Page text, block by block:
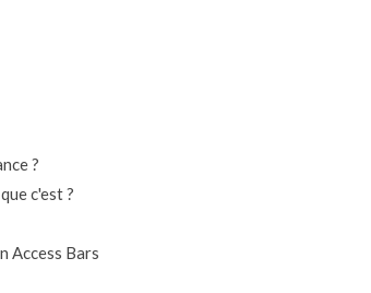
?
c'est ?
Access Bars